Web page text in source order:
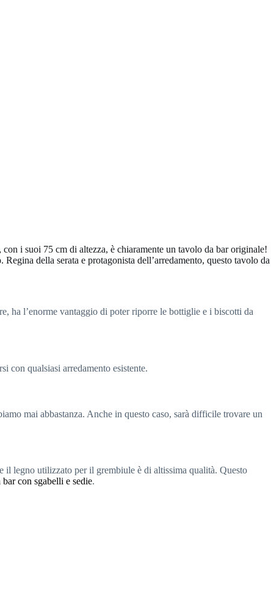
i suoi 75 cm di altezza, è chiaramente un tavolo da bar originale!
della serata e protagonista dell’arredamento, questo tavolo da
ha l’enorme vantaggio di poter riporre le bottiglie e i biscotti da
con qualsiasi arredamento esistente.
mai abbastanza. Anche in questo caso, sarà difficile trovare un
il legno utilizzato per il grembiule è di altissima qualità. Questo
con sgabelli e sedie.